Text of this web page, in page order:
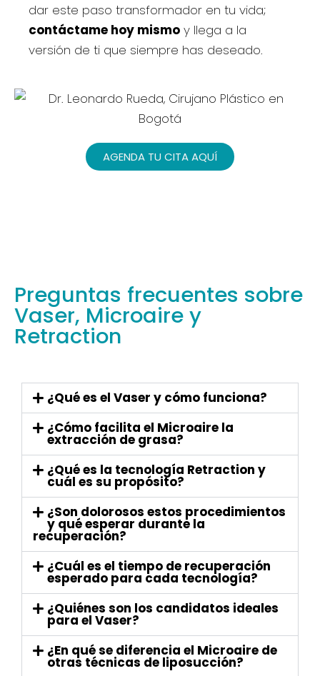
dar este paso transformador en tu vida;
contáctame hoy mismo y llega a la
versión de ti que siempre has deseado.
AGENDA TU CITA AQUÍ
Preguntas frecuentes sobre
Vaser, Microaire y
Retraction
¿Qué es el Vaser y cómo funciona?
¿Cómo facilita el Microaire la
extracción de grasa?
¿Qué es la tecnología Retraction y
cuál es su propósito?
¿Son dolorosos estos procedimientos
y qué esperar durante la
recuperación?
¿Cuál es el tiempo de recuperación
esperado para cada tecnología?
¿Quiénes son los candidatos ideales
para el Vaser?
¿En qué se diferencia el Microaire de
otras técnicas de liposucción?